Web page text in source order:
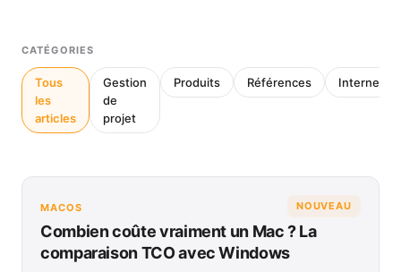
CATÉGORIES
Tous
les
articles
Gestion
de
projet
Produits Références Interne
NOUVEAU
MACOS
Combien coûte vraiment un Mac ? La
comparaison TCO avec Windows